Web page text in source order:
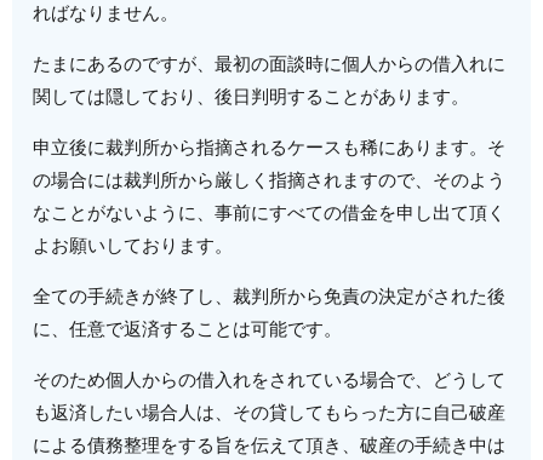
ればなりません。
たまにあるのですが、最初の面談時に個人からの借入れに
関しては隠しており、後日判明することがあります。
申立後に裁判所から指摘されるケースも稀にあります。そ
の場合には裁判所から厳しく指摘されますので、そのよう
なことがないように、事前にすべての借金を申し出て頂く
よお願いしております。
全ての手続きが終了し、裁判所から免責の決定がされた後
に、任意で返済することは可能です。
そのため個人からの借入れをされている場合で、どうして
も返済したい場合人は、その貸してもらった方に自己破産
による債務整理をする旨を伝えて頂き、破産の手続き中は